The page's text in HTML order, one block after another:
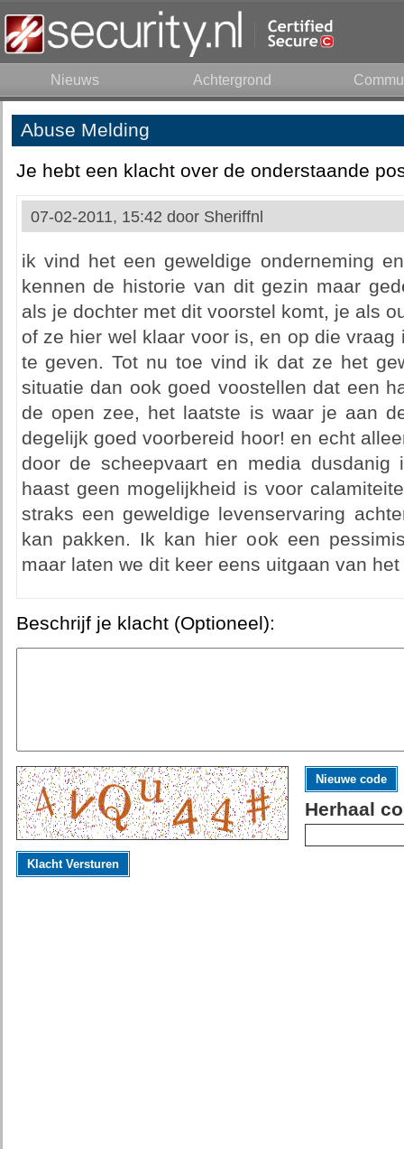
Nieuws Achtergrond
Abuse Melding
Je hebt een klacht over de onderstaande
07-02-2011, 15:42 door Sheriffnl
ik vind het een geweldige onderneming
kennen de historie van dit gezin maar
als je dochter met dit voorstel komt, je als
of ze hier wel klaar voor is, en op die
te geven. Tot nu toe vind ik dat ze het
situatie dan ook goed voostellen dat een
de open zee, het laatste is waar je aan
degelijk goed voorbereid hoor! en echt
door de scheepvaart en media
haast geen mogelijkheid is voor
straks een geweldige levenservaring
kan pakken. Ik kan hier ook een
maar laten we dit keer eens uitgaan van
Beschrijf je klacht (Optioneel):
Nieuwe code
Herhaal
Klacht Versturen